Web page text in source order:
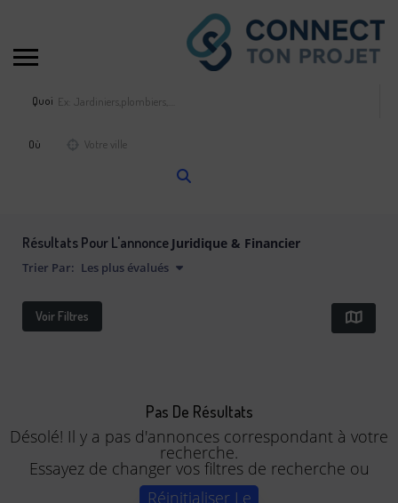
Quoi
Où
Résultats Pour L'annonce Juridique & Financier
Trier Par: Les plus évalués
Voir Filtres
Pas De Résultats
Désolé! Il y a pas d'annonces correspondant à votre
recherche.
Essayez de changer vos filtres de recherche ou
Réinitialiser Le